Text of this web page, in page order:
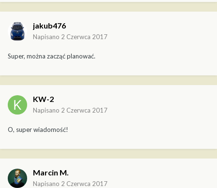
jakub476
Napisano 2 Czerwca 2017
Super, można zacząć planować.
KW-2
Napisano 2 Czerwca 2017
O, super wiadomość!
Marcin M.
Napisano 2 Czerwca 2017